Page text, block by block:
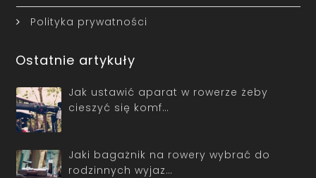
Polityka prywatności
Ostatnie artykuły
Jak ustawić aparat w rowerze żeby
cieszyć się komf…
Jaki bagażnik na rowery wybrać do
rodzinnych wyjaz…